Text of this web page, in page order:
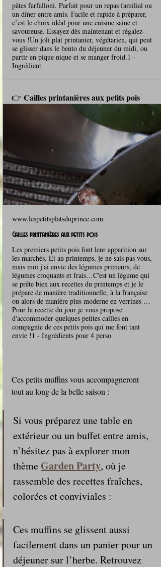
pâtes farfalloni. Parfait pour un repas familial ou
un dîner entre amis. Facile et rapide à préparer,
c’est le choix idéal pour une cuisine saine et
savoureuse. Essayez dès maintenant et régalez-
vous !Un joli plat printanier, végétarien, qui peut
se glisser dans le bento du déjeuner du midi, ou
partir en pique nique et se manger froid.1 -
Ingrédient
👉 Cailles printanières aux petits pois
www.lespetitsplatsduprince.com
Cailles printanières aux petits pois
Les premiers petits pois font leur apparition sur
les marchés. Et au printemps, je ne sais pas vous,
mais moi j'ai envie des légumes primeurs, de
légumes croquants et frais…C'est un légume qui
se prête bien aux recettes du printemps et je le
prépare de manière traditionnelle, à la française
ou alors de manière plus moderne en verrines …
Pour la recette du jour je vous propose
d'accommoder quelques petites cailles en
compagnie de ces petits pois qui me font tant
envie !1 - Ingrédients pour 4 perso
Ces petits muffins vous accompagneront
tout au long de la belle saison :
Si vous préparez une table en
extérieur ou un buffet entre amis,
n’hésitez pas à explorer mon
thème Garden Party, où je
rassemble des recettes fraîches,
colorées et conviviales :
Ces muffins se glissent aussi
facilement dans un panier pour un
déjeuner sur l’herbe. Retrouvez